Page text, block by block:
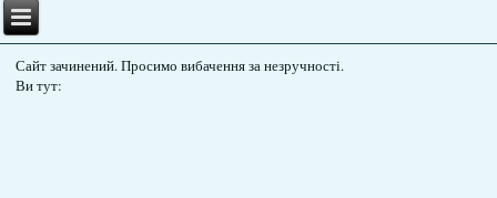
Сайт зачинений. Просимо вибачення за незручності.
Ви тут: